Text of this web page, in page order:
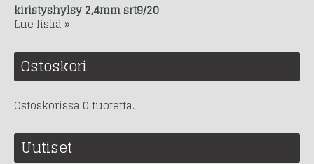
kiristyshylsy 2,4mm srt9/20
Lue lisää »
Ostoskori
Ostoskorissa 0 tuotetta.
Uutiset